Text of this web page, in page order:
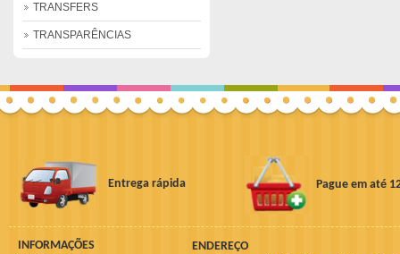
TRANSFERS
TRANSPARÊNCIAS
Entrega rápida Pague em até
ENDEREÇO
INFORMAÇÕES